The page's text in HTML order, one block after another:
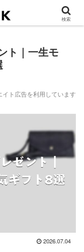
ト｜一生モ
ト広告を利用しています
2026.07.04
検索